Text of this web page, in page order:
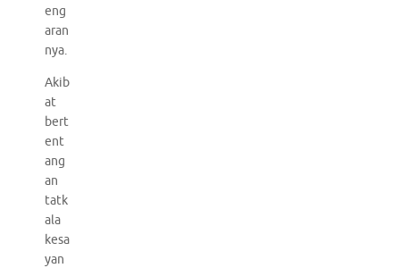
eng
aran
nya.
Akib
at
bert
ent
ang
an
tatk
ala
kesa
yan